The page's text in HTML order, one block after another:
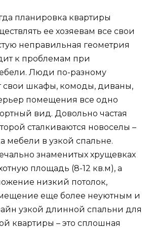
планировка квартиры
ее хозяевам все свои
неправильная геометрия
к проблемам при
Люди по-разному
свои шкафы, комоды, диваны,
помещения все одно
вид. Довольно частая
сталкиваются новоселы –
мебели в узкой спальне.
знаменитых хрущевках
площадь (8-12 кв.м), а
низкий потолок,
еще более неуютным и
узкой длинной спальни для
квартиры – это сплошная